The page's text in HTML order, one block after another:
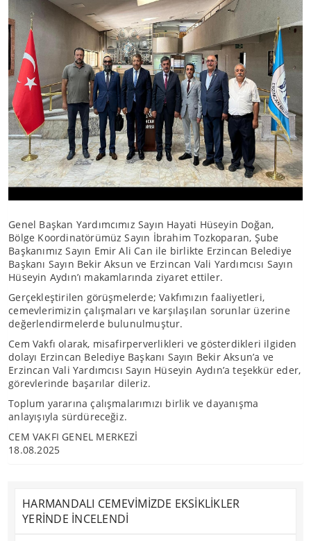
Genel Başkan Yardımcımız Sayın Hayati Hüseyin Doğan,
Bölge Koordinatörümüz Sayın İbrahim Tozkoparan, Şube
Başkanımız Sayın Emir Ali Can ile birlikte Erzincan Belediye
Başkanı Sayın Bekir Aksun ve Erzincan Vali Yardımcısı Sayın
Hüseyin Aydın’ı makamlarında ziyaret ettiler.
Gerçekleştirilen görüşmelerde; Vakfımızın faaliyetleri,
cemevlerimizin çalışmaları ve karşılaşılan sorunlar üzerine
değerlendirmelerde bulunulmuştur.
Cem Vakfı olarak, misafirperverlikleri ve gösterdikleri ilgiden
dolayı Erzincan Belediye Başkanı Sayın Bekir Aksun’a ve
Erzincan Vali Yardımcısı Sayın Hüseyin Aydın’a teşekkür eder,
görevlerinde başarılar dileriz.
Toplum yararına çalışmalarımızı birlik ve dayanışma
anlayışıyla sürdüreceğiz.
CEM VAKFI GENEL MERKEZİ
18.08.2025
HARMANDALI CEMEVİMİZDE EKSİKLİKLER
YERİNDE İNCELENDİ